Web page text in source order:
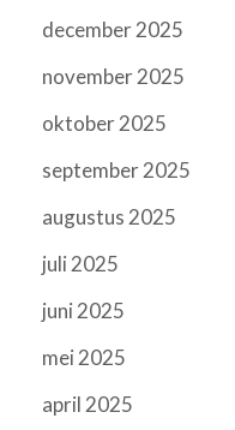
december 2025
november 2025
oktober 2025
september 2025
augustus 2025
juli 2025
juni 2025
mei 2025
april 2025